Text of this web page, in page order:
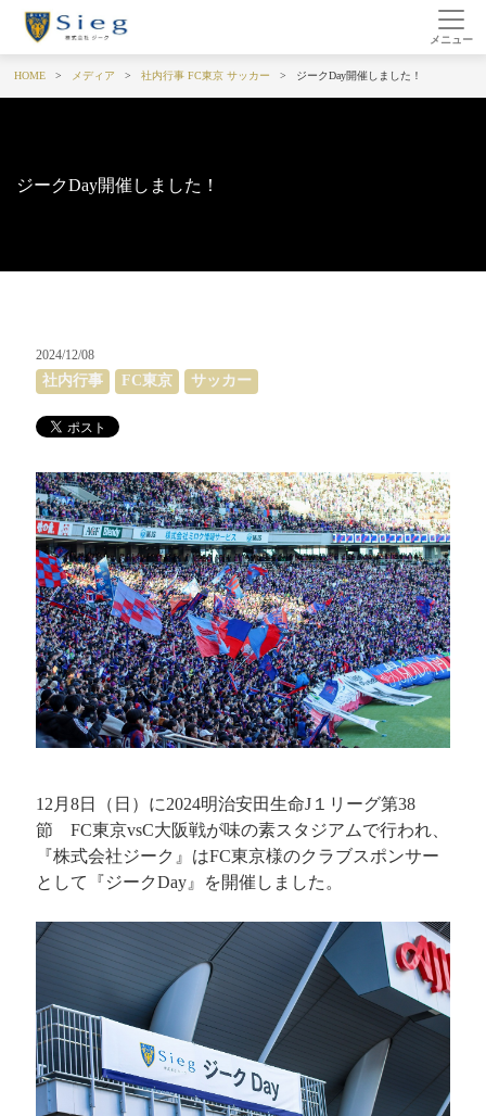
HOME メディア 社内行事 FC東京 サッカー ジークDay開催しました！
ジークDay開催しました！
2024/12/08
社内行事 FC東京 サッカー
12月8日（日）に2024明治安田生命J１リーグ第38
節 FC東京vsC大阪戦が味の素スタジアムで行われ、
『株式会社ジーク』はFC東京様のクラブスポンサー
として『ジークDay』を開催しました。